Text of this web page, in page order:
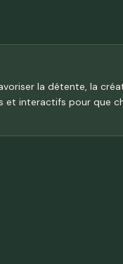
la détente, la
et interactifs pour que